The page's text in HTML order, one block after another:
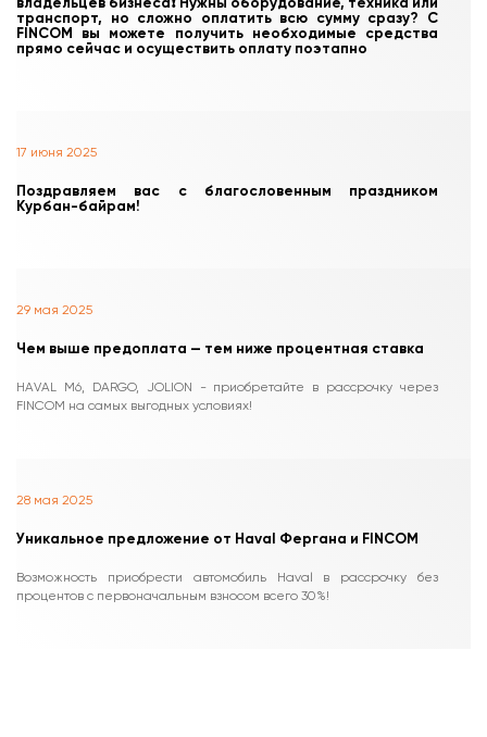
транспорт, но сложно оплатить всю сумму сразу? С
FINCOM вы можете получить необходимые средства
прямо сейчас и осуществить оплату поэтапно
17 июня 2025
Поздравляем вас с благословенным праздником
Курбан-байрам!
29 мая 2025
Чем выше предоплата — тем ниже процентная ставка
HAVAL M6, DARGO, JOLION - приобретайте в рассрочку через
FINCOM на самых выгодных условиях!
28 мая 2025
Уникальное предложение от Haval Фергана и FINCOM
Возможность приобрести автомобиль Haval в рассрочку без
процентов с первоначальным взносом всего 30%!